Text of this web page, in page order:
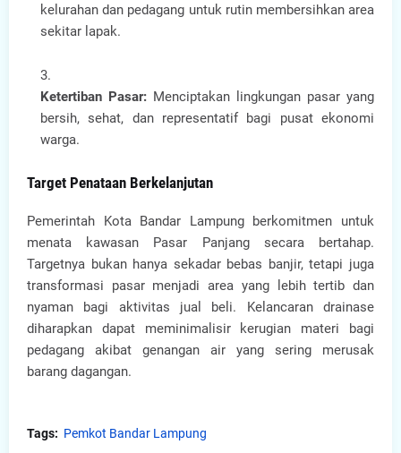
kelurahan dan pedagang untuk rutin membersihkan area
sekitar lapak.
Ketertiban Pasar: Menciptakan lingkungan pasar yang
bersih, sehat, dan representatif bagi pusat ekonomi
warga.
Target Penataan Berkelanjutan
Pemerintah Kota Bandar Lampung berkomitmen untuk
menata kawasan Pasar Panjang secara bertahap.
Targetnya bukan hanya sekadar bebas banjir, tetapi juga
transformasi pasar menjadi area yang lebih tertib dan
nyaman bagi aktivitas jual beli. Kelancaran drainase
diharapkan dapat meminimalisir kerugian materi bagi
pedagang akibat genangan air yang sering merusak
barang dagangan.
Tags: Pemkot Bandar Lampung